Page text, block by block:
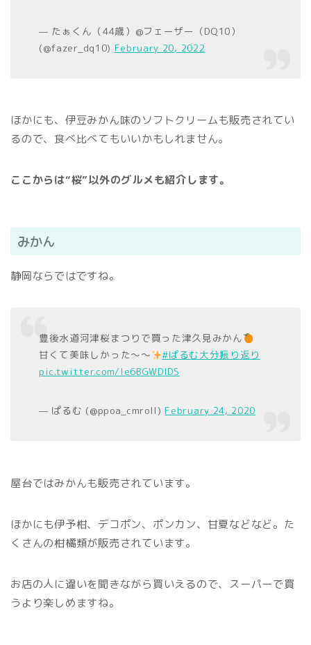
— たぁくん（44歳）@フェーザー（DQ10）
(@fazer_dq10) February 20, 2022
ほかにも、伊豆みかん味のソフトクリームも販売されてい
るので、食べ比べてもいいかもしれません。
ここからは“桜”以外のグルメも紹介します。
みかん
静岡ならではですね。
豊後水道河津桜まつりで買った津久見みかん
甘くて美味しかった～～
#ぱるむ大分振り返り
pic.twitter.com/Ie6BGWDlDS
— ぱるむ (@ppoa_cmroll)February 24, 2020
屋台ではみかんも販売されています。
ほかにも伊予柑、デコポン、ポンカン、甘夏などなど。た
くさんの柑橘類が販売されています。
お店の人に違いを聞きながら買いえるので、スーパーで買
うより楽しめますね。